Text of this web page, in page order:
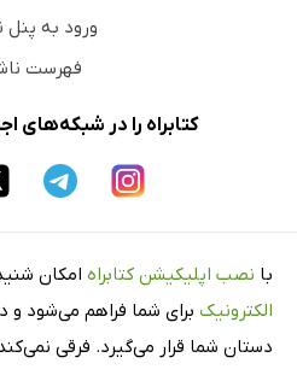
ورود به پنل
فهرست
کتابراه را در شبکه‌های
با نصب اپلیکیشن کتابراه امکان
الکترونیک برای شما فراهم می‌شود و
دستان شما قرار می‌گیرد. فرقی نمی‌کند